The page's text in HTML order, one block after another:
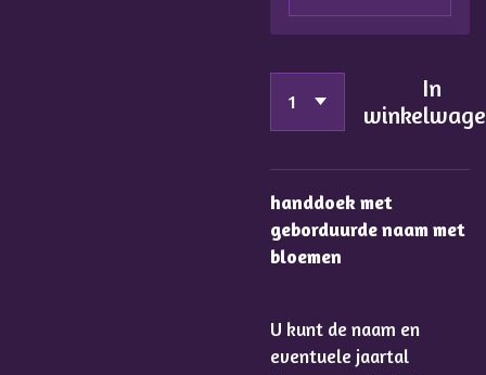
In
handdoek met
geborduurde naam met
bloemen
U kunt de naam en
eventuele jaartal